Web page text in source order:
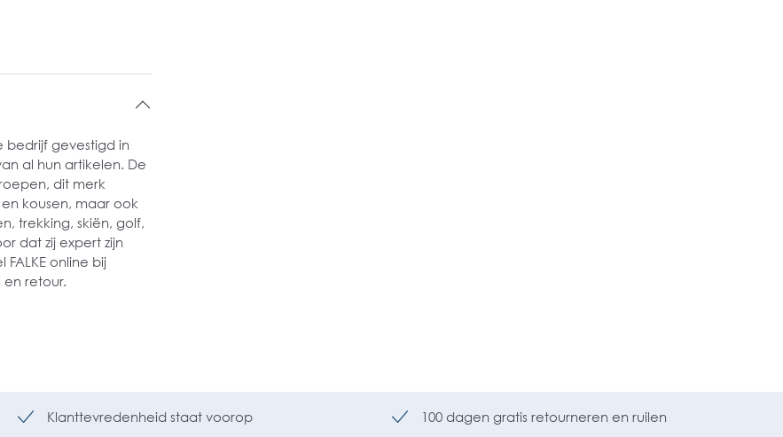
bedrijf gevestigd in
al hun artikelen. De
dit merk
kousen, maar ook
trekking, skiën, golf,
dat zij expert zijn
online bij
en retour.
Klanttevredenheid staat voorop 100 dagen gratis retourneren en ruilen